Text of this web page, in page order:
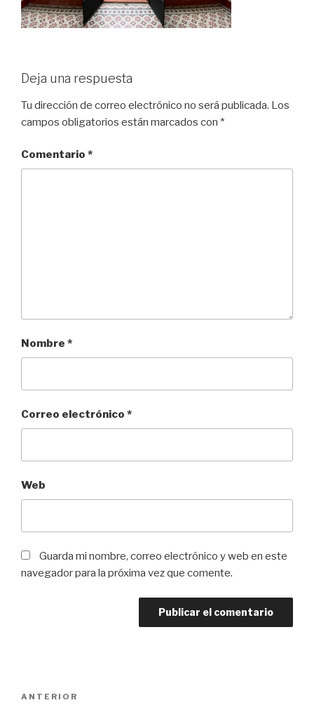
Deja una respuesta
Tu dirección de correo electrónico no será publicada. Los
campos obligatorios están marcados con *
Comentario *
Nombre *
Correo electrónico *
Web
Guarda mi nombre, correo electrónico y web en este
navegador para la próxima vez que comente.
Entrada
ANTERIOR